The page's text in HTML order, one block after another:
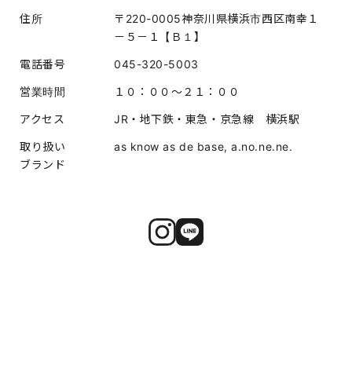
住所
〒220-0005神奈川県横浜市西区南幸１
－５－１【Ｂ１】
電話番号 045-320-5003
営業時間 １０：００～２１：００
アクセス JR・地下鉄・東急・京急線 横浜駅
取り扱い
ブランド
as know as de base, a.no.ne.ne.